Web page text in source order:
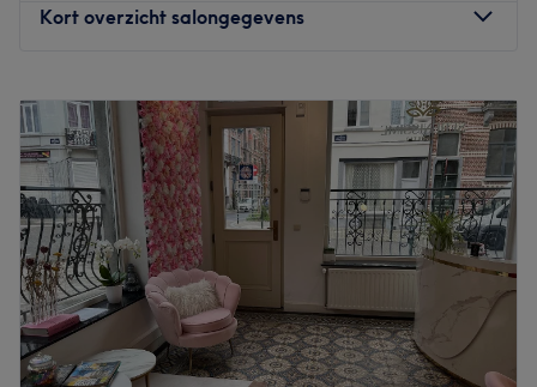
Kort overzicht salongegevens
Dinsdag
09:00–21:00
Woensdag
Gesloten
Donderdag
09:00 –21:00
Vrijdag
09:00–21:00
Zaterdag
Gesloten
Zondag
Gesloten
Opened in 2005 Karen Sammon Skin and Nail Care is
dedicate to professional skin, nail and body care
treatments. The focus at Karen Sammon Skincare is to